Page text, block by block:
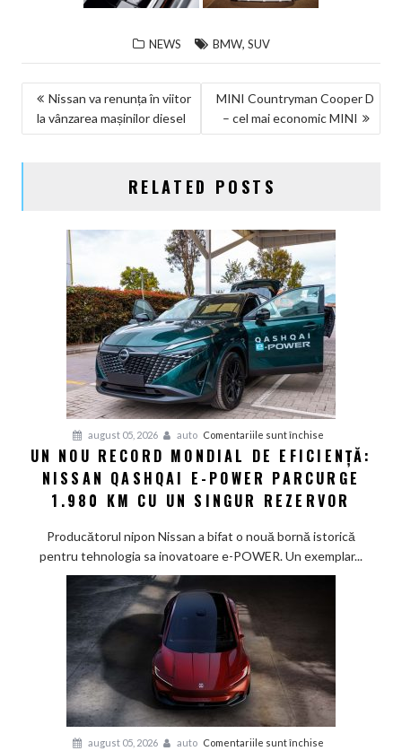
NEWS BMW, SUV
NAVIGARE
ÎN
Nissan va renunța în viitor
la vânzarea mașinilor diesel
MINI Countryman Cooper D
– cel mai economic MINI
RELATED POSTS
august 05, 2026 auto Comentariile sunt închise
Un
nou
record
de
eficiență:
1.980
km
cu
un
UN NOU RECORD MONDIAL DE EFICIENȚĂ:
NISSAN QASHQAI E-POWER PARCURGE
1.980 KM CU UN SINGUR REZERVOR
Producătorul nipon Nissan a bifat o nouă bornă istorică
pentru tehnologia sa inovatoare e-POWER. Un exemplar...
august 05, 2026 auto Comentariile sunt închise